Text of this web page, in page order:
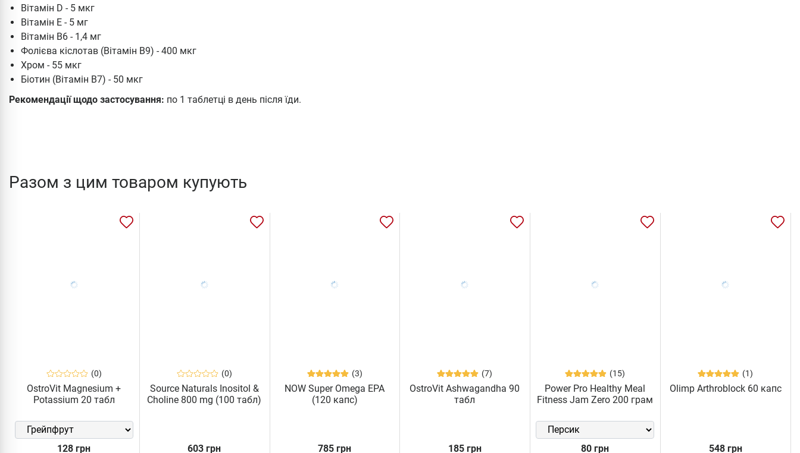
Вітамін D - 5 мкг
Вітамін Е - 5 мг
Вітамін B6 - 1,4 мг
Фолієва кіслотав (Вітамін В9) - 400 мкг
Хром - 55 мкг
Біотин (Вітамін В7) - 50 мкг
Рекомендації щодо застосування: по 1 таблетці в день після їди.
Разом з цим товаром купують
(0)
OstroVit Magnesium +
Potassium 20 табл
128 грн
(0)
Source Naturals Inositol &
Choline 800 mg (100 табл)
603 грн
(3)
NOW Super Omega EPA
(120 капс)
785 грн
(7)
OstroVit Ashwagandha 90
табл
185 грн
(15)
Power Pro Healthy Meal
Fitness Jam Zero 200 грам
80 грн
(1)
Olimp Arthroblock 60 капс
548 грн